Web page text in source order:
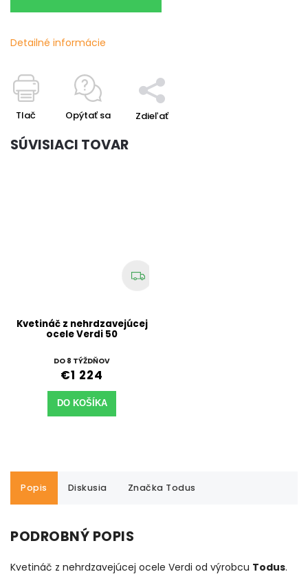
Detailné informácie
Tlač Opýtať sa Zdieľať
SÚVISIACI TOVAR
Kvetináč z nehrdzavejúcej
ocele Verdi 50
DO 8 TÝŽDŇOV
€1 224
DO KOŠÍKA
Popis Diskusia Značka Todus
PODROBNÝ POPIS
Kvetináč z nehrdzavejúcej ocele Verdi od výrobcu Todus.